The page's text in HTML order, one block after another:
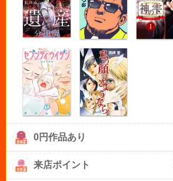
0円作品あり
来店ポイント